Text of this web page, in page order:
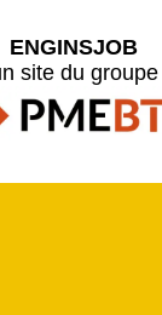
ENGINSJOB
site du groupe